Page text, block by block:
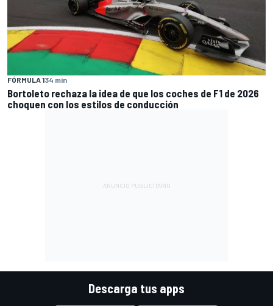
FÓRMULA 134 min
Bortoleto rechaza la idea de que los coches de F1 de 2026
choquen con los estilos de conducción
Descarga tus apps